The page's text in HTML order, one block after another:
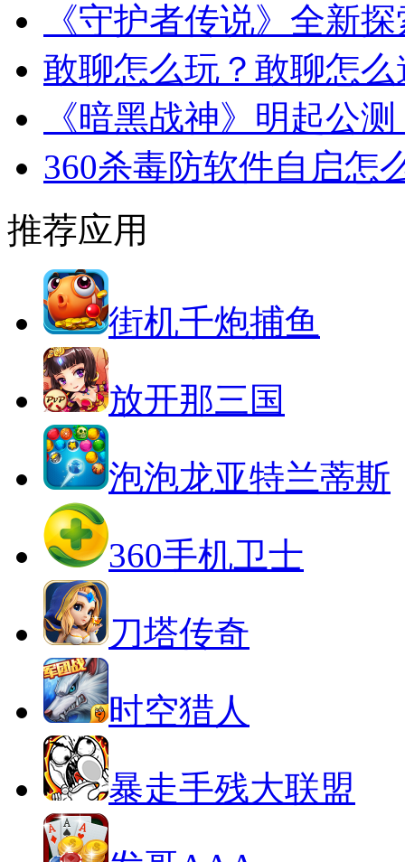
《守护者传说》全新
敢聊怎么玩？敢聊怎
《暗黑战神》明起公
360杀毒防软件自启怎
推荐应用
街机千炮捕鱼
放开那三国
泡泡龙亚特兰蒂斯
360手机卫士
刀塔传奇
时空猎人
暴走手残大联盟